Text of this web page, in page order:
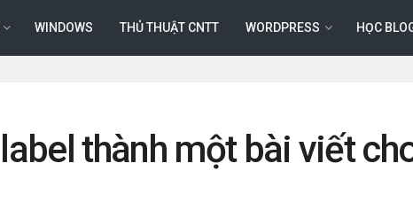
WINDOWS THỦ THUẬT CNTT WORDPRESS HỌC
thành một bài viết